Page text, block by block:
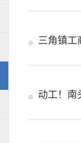
三角镇工
动工！南